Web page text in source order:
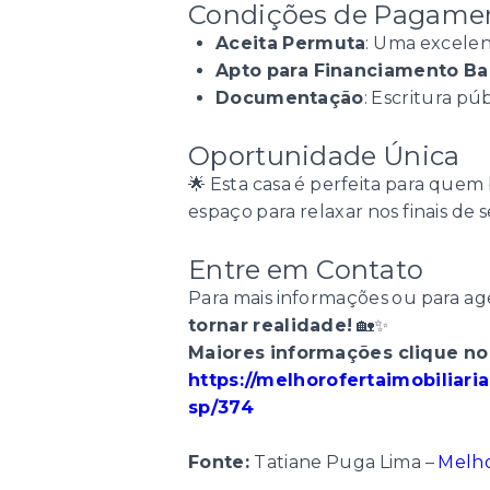
Condições de
Aceita Permuta: Uma
Apto para Financiamento
Documentação: Escritura
Oportunidade Única
🌟 Esta casa é perfeita para
espaço para relaxar nos finais de
Entre em Contato
Para mais informações ou para
tornar realidade! 🏡✨
Maiores informações clique no
https://
sp/374
Fonte: Tatiane Puga Lima –